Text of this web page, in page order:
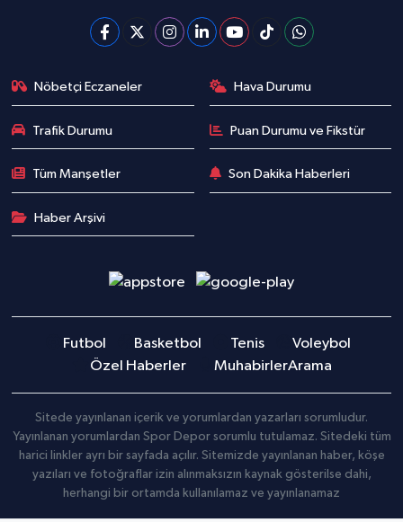
Nöbetçi Eczaneler Hava Durumu
Trafik Durumu Puan Durumu ve Fikstür
Tüm Manşetler Son Dakika Haberleri
Haber Arşivi
Futbol Basketbol Tenis
Voleybol
Özel Haberler
MuhabirlerArama
Sitede yayınlanan içerik ve yorumlardan yazarları sorumludur.
Yayınlanan yorumlardan Spor Depor sorumlu tutulamaz. Sitedeki tüm
harici linkler ayrı bir sayfada açılır. Sitemizde yayınlanan haber, köşe
yazıları ve fotoğraflar izin alınmaksızın kaynak gösterilse dahi,
herhangi bir ortamda kullanılamaz ve yayınlanamaz